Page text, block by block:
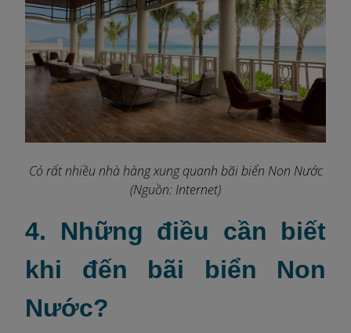
Có rất nhiều nhà hàng xung quanh bãi biển Non Nước
(Nguồn: Internet)
4. Những điều cần biết
khi đến bãi biển Non
Nước?